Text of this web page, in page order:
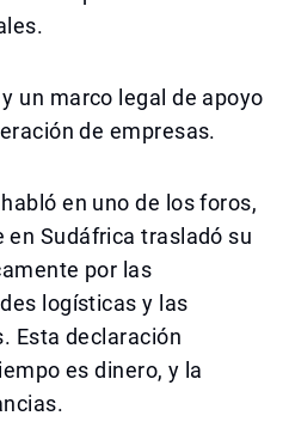
un marco legal de apoyo
de empresas.
en uno de los foros,
en Sudáfrica trasladó su
por las
logísticas y las
Esta declaración
es dinero, y la